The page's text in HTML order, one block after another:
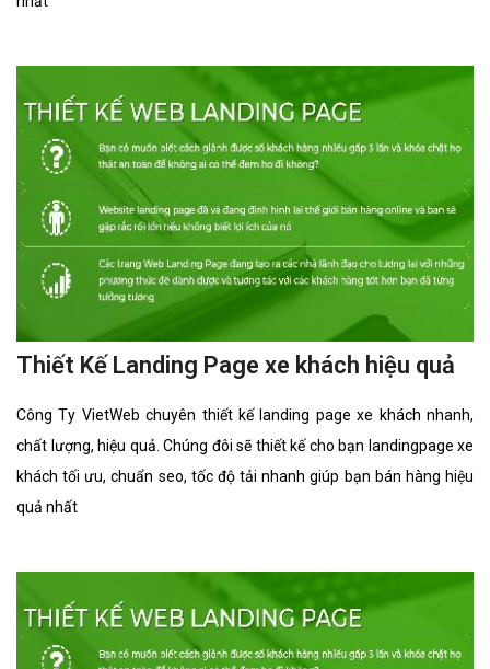
Chủ đề liên quan:
thiết kế landing page web bán trâu gác bếp
Bài viết liên quan
Thiết Kế Landing Page truyện chữ hiệu
quả
chất lượng, hiệu quả. Chúng đôi sẽ thiết kế cho bạn landingpage
truyện chữ tối ưu, chuẩn seo, tốc độ tải nhanh giúp bạn bán hàng
hiệu quả nhất